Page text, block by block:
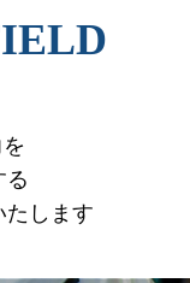
る
たします